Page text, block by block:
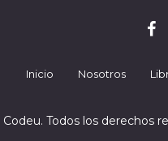
Inicio Nosotros
Todos los derechos